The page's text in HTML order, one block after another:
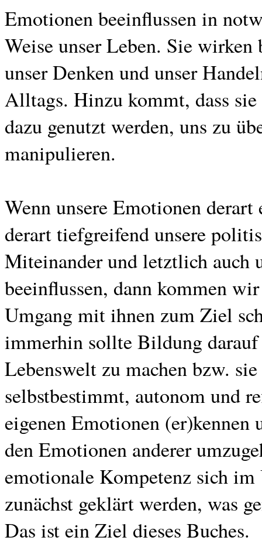
Emotionen beeinflussen in
Weise unser Leben. Sie
unser Denken und unser
Alltags. Hinzu kommt, dass
dazu genutzt werden, uns zu
manipulieren.
Wenn unsere Emotionen
derart tiefgreifend unsere
Miteinander und letztlich auch
beeinflussen, dann kommen
Umgang mit ihnen zum Ziel
immerhin sollte Bildung
Lebenswelt zu machen bzw.
selbstbestimmt, autonom und
eigenen Emotionen
den Emotionen anderer
emotionale Kompetenz sich
zunächst geklärt werden, was
Das ist ein Ziel dieses Buches.